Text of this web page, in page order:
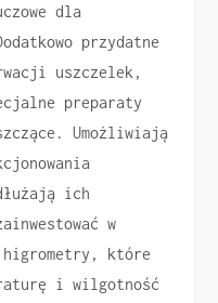
dla
przydatne
uszczelek,
preparaty
Umożliwiają
ich
w
higrometry, które
i wilgotność